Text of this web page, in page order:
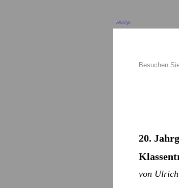
Anzeige
Besuchen
20.
von Ulrich